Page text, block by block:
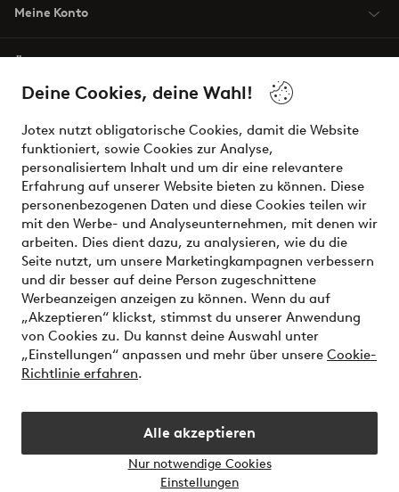
Deine Cookies, deine Wahl!
Jotex nutzt obligatorische Cookies, damit die Website
funktioniert, sowie Cookies zur Analyse,
personalisiertem Inhalt und um dir eine relevantere
Erfahrung auf unserer Website bieten zu können. Diese
personenbezogenen Daten und diese Cookies teilen wir
mit den Werbe- und Analyseunternehmen, mit denen wir
arbeiten. Dies dient dazu, zu analysieren, wie du die
Seite nutzt, um unsere Marketingkampagnen verbessern
und dir besser auf deine Person zugeschnittene
Werbeanzeigen anzeigen zu können. Wenn du auf
„Akzeptieren“ klickst, stimmst du unserer Anwendung
von Cookies zu. Du kannst deine Auswahl unter
„Einstellungen“ anpassen und mehr über unsere Cookie-
Richtlinie erfahren.
Alle akzeptieren
Nur notwendige Cookies
Einstellungen
Meine Konto
Bedingungen
Sichere Zahlungen - Jetzt bezahlen oder aufteilen
Möchtest du mehr über unsere
Zahlungsmöglichkeitenerfahren?